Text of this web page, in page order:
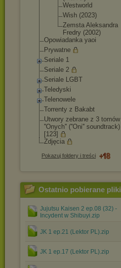
Westworld
Wish (2023)
Zemsta Aleksandra
Fredry (2002)
Opowiadanka yaoi
Prywatne
Seriale 1
Seriale 2
Seriale LGBT
Teledyski
Telenowele
Torrenty z Bakabt
Utwory zebrane z 3 tomów
''Onych'' (''Oni'' soundtrack)
[123]
Zdjęcia
Pokazuj foldery i treści
Ostatnio pobierane pliki
Jujutsu Kaisen 2 ep.08 (32) -
Incydent w Shibuyi.zip
JK 1 ep.21 (Lektor PL).zip
JK 1 ep.17 (Lektor PL).zip